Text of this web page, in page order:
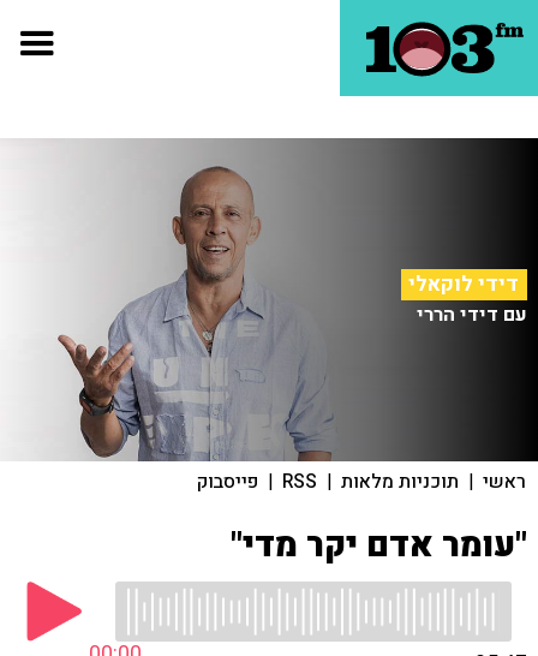
דידי לוקאלי
עם דידי הררי
ראשי | תוכניות מלאות |
RSS
| פייסבוק
"עומר אדם יקר מדי"